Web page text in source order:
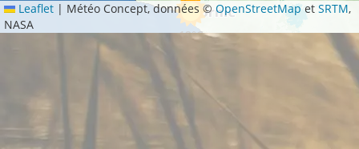
12°C
Leaflet | Météo Concept, données ©OpenStreetMapetSRTM,
NASA